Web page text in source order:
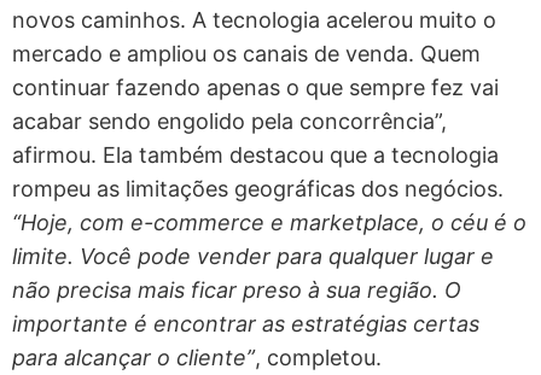
novos caminhos. A tecnologia acelerou muito o
mercado e ampliou os canais de venda. Quem
continuar fazendo apenas o que sempre fez vai
acabar sendo engolido pela concorrência”,
afirmou. Ela também destacou que a tecnologia
rompeu as limitações geográficas dos negócios.
“Hoje, com e-commerce e marketplace, o céu é o
limite. Você pode vender para qualquer lugar e
não precisa mais ficar preso à sua região. O
importante é encontrar as estratégias certas
para alcançar o cliente”, completou.